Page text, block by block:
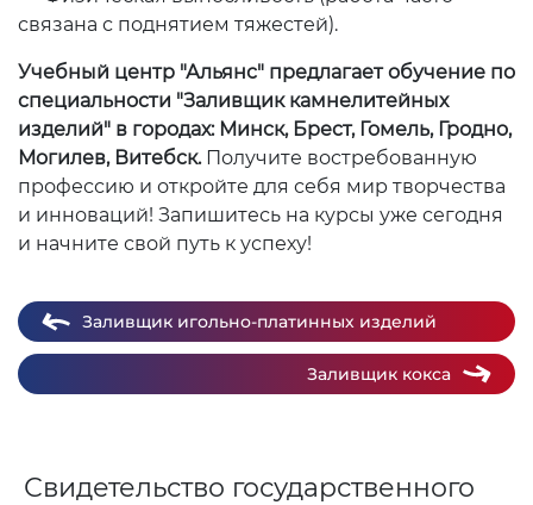
связана с поднятием тяжестей).
Учебный центр "Альянс" предлагает обучение по
специальности "Заливщик камнелитейных
изделий" в городах: Минск, Брест, Гомель, Гродно,
Могилев, Витебск.Получите востребованную
профессию и откройте для себя мир творчества
и инноваций! Запишитесь на курсы уже сегодня
и начните свой путь к успеху!
Заливщик игольно-платинных изделий
Заливщик кокса
Свидетельство государственного